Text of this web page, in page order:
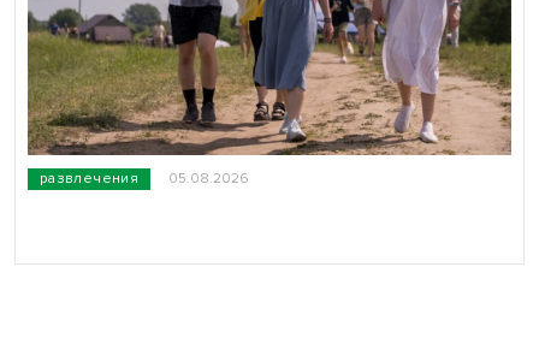
развлечения 05.08.2026